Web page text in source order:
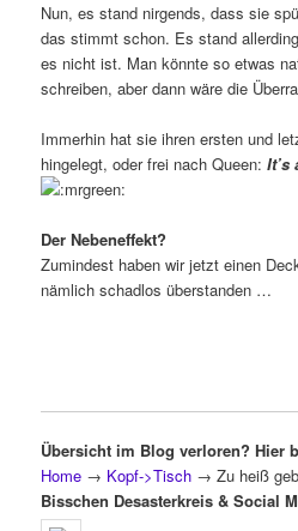
Nun, es stand nirgends, dass sie
das stimmt schon. Es stand
es nicht ist. Man könnte so etwas
schreiben, aber dann wäre die
Immerhin hat sie ihren ersten und
hingelegt, oder frei nach Queen: It’s
Der Nebeneffekt?
Zumindest haben wir jetzt einen
nämlich schadlos überstanden …
Übersicht im Blog verloren? Hier
Home → Kopf->Tisch → Zu heiß
Bisschen Desasterkreis & Social